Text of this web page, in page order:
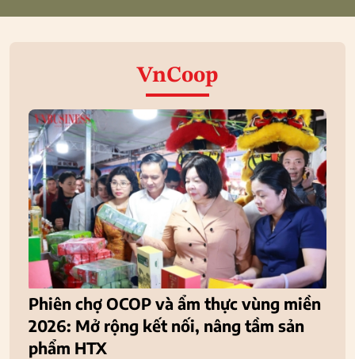
VnCoop
Phiên chợ OCOP và ẩm thực vùng miền
2026: Mở rộng kết nối, nâng tầm sản
phẩm HTX